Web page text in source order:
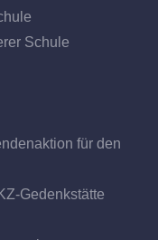
Schule
für den
Gedenkstätte